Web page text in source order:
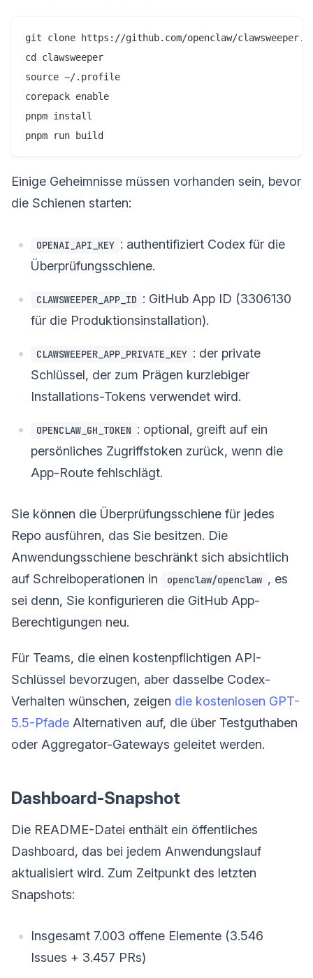
git clone https://github.com/openclaw/
cd clawsweeper
source ~/.profile
corepack enable
pnpm install
Einige Geheimnisse müssen vorhanden sein, bevor
die Schienen starten:
OPENAI_API_KEY : authentifiziert Codex für die
Überprüfungsschiene.
CLAWSWEEPER_APP_ID : GitHub App ID (3306130
für die Produktionsinstallation).
CLAWSWEEPER_APP_PRIVATE_KEY : der private
Schlüssel, der zum Prägen kurzlebiger
Installations-Tokens verwendet wird.
OPENCLAW_GH_TOKEN : optional, greift auf ein
persönliches Zugriffstoken zurück, wenn die
App-Route fehlschlägt.
Sie können die Überprüfungsschiene für jedes
Repo ausführen, das Sie besitzen. Die
Anwendungsschiene beschränkt sich absichtlich
auf Schreiboperationen in
openclaw/openclaw , es
sei denn, Sie konfigurieren die GitHub App-
Berechtigungen neu.
Für Teams, die einen kostenpflichtigen API-
Schlüssel bevorzugen, aber dasselbe Codex-
Verhalten wünschen, zeigen die kostenlosen GPT-
5.5-Pfade Alternativen auf, die über Testguthaben
oder Aggregator-Gateways geleitet werden.
Dashboard-Snapshot
Die README-Datei enthält ein öffentliches
Dashboard, das bei jedem Anwendungslauf
aktualisiert wird. Zum Zeitpunkt des letzten
Snapshots:
Insgesamt 7.003 offene Elemente (3.546
Issues + 3.457 PRs)